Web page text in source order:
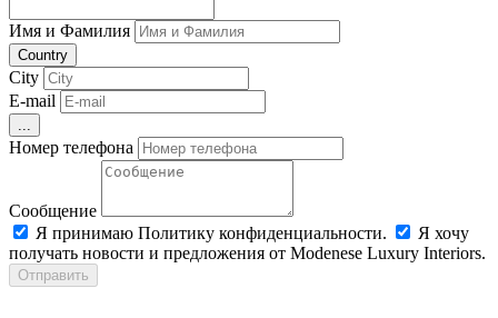
Имя и Фамилия
Country
City
E-mail
...
Номер телефона
Сообщение
Я принимаю Политику конфиденциальности.
Я хочу
получать новости и предложения от Modenese Luxury Interiors.
Отправить